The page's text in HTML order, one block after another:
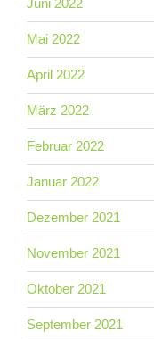
Juni 2022
Mai 2022
April 2022
März 2022
Februar 2022
Januar 2022
Dezember 2021
November 2021
Oktober 2021
September 2021